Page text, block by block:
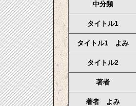
中分類
タイトル1
タイトル1 よみ
タイトル2
著者
著者 よみ